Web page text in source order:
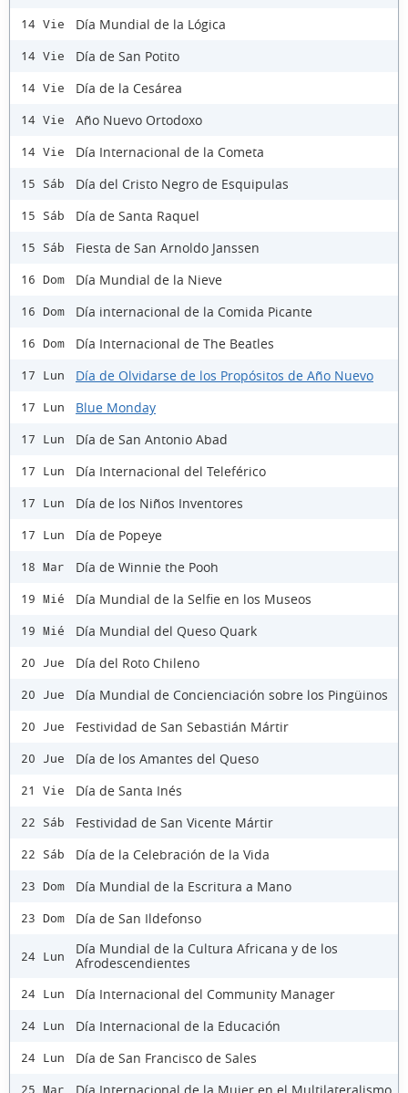
14 Vie Día Mundial de la Lógica
14 Vie Día de San Potito
14 Vie Día de la Cesárea
14 Vie Año Nuevo Ortodoxo
14 Vie Día Internacional de la Cometa
15 Sáb Día del Cristo Negro de Esquipulas
15 Sáb Día de Santa Raquel
15 Sáb Fiesta de San Arnoldo Janssen
16 Dom Día Mundial de la Nieve
16 Dom Día internacional de la Comida Picante
16 Dom Día Internacional de The Beatles
17 Lun Día de Olvidarse de los Propósitos de Año Nuevo
17 Lun Blue Monday
17 Lun Día de San Antonio Abad
17 Lun Día Internacional del Teleférico
17 Lun Día de los Niños Inventores
17 Lun Día de Popeye
18 Mar Día de Winnie the Pooh
19 Mié Día Mundial de la Selfie en los Museos
19 Mié Día Mundial del Queso Quark
20 Jue Día del Roto Chileno
20 Jue Día Mundial de Concienciación sobre los Pingüinos
20 Jue Festividad de San Sebastián Mártir
20 Jue Día de los Amantes del Queso
21 Vie Día de Santa Inés
22 Sáb Festividad de San Vicente Mártir
22 Sáb Día de la Celebración de la Vida
23 Dom Día Mundial de la Escritura a Mano
23 Dom Día de San Ildefonso
24 Lun
Día Mundial de la Cultura Africana y de los
Afrodescendientes
24 Lun Día Internacional del Community Manager
24 Lun Día Internacional de la Educación
24 Lun Día de San Francisco de Sales
25 Mar